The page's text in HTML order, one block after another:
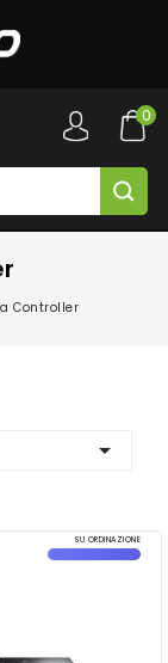
0
Controller

SU ORDINAZIONE